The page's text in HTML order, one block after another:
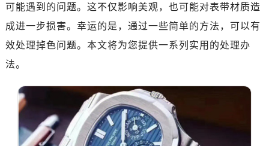
可能遇到的问题。这不仅影响美观，也可能对表带材质造
成进一步损害。幸运的是，通过一些简单的方法，可以有
效处理掉色问题。本文将为您提供一系列实用的处理办
法。